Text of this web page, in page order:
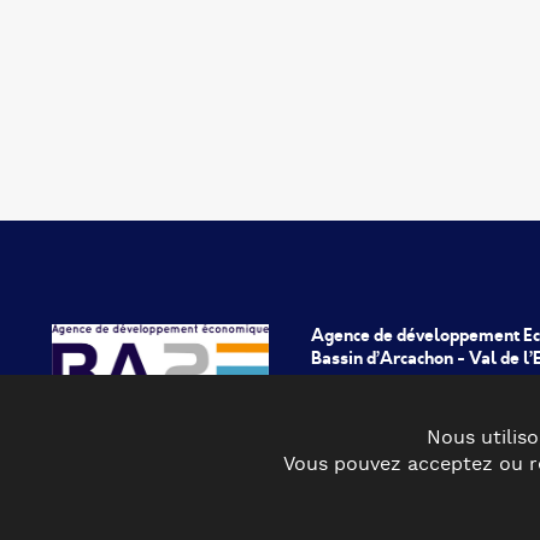
Agence de développement
Bassin d’Arcachon - Val de
33260 La Teste de Buch
contact@ba2e.com
Nous
Vous pouvez acceptez ou